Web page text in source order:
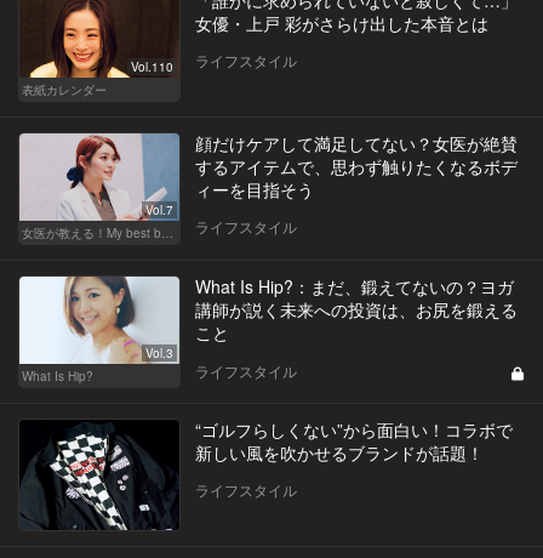
Vol.110
表紙カレンダー
女優・上戸 彩がさらけ出した本音とは
ライフスタイル
Vol.7
顔だけケアして満足してない？女医が絶賛
するアイテムで、思わず触りたくなるボデ
ィーを目指そう
ライフスタイル
Vol.3
What Is Hip?
What Is Hip?：まだ、鍛えてないの？ヨガ
講師が説く未来への投資は、お尻を鍛える
こと
ライフスタイル
“ゴルフらしくない”から面白い！コラボで
新しい風を吹かせるブランドが話題！
ライフスタイル